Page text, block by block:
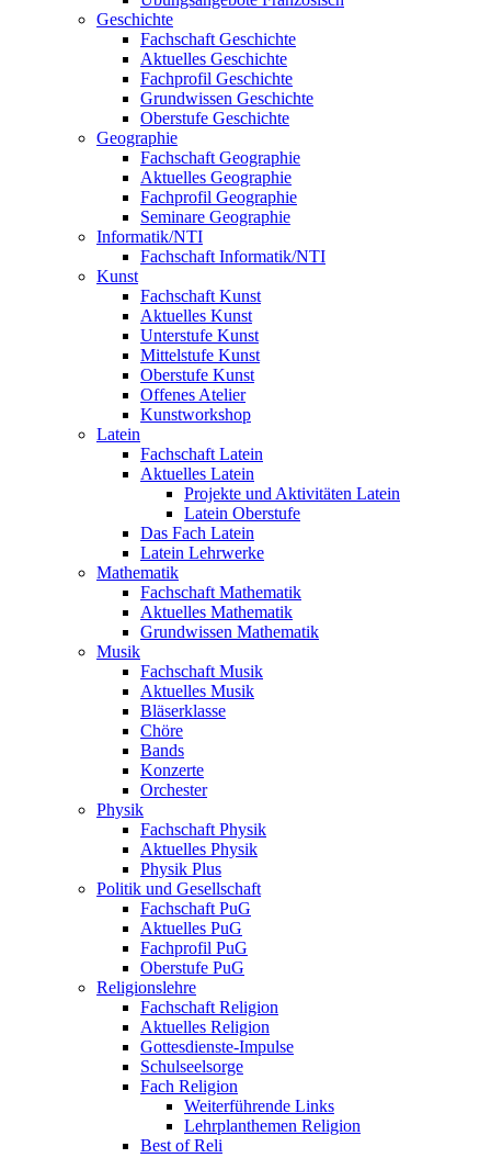
Geschichte
Fachschaft Geschichte
Aktuelles Geschichte
Fachprofil Geschichte
Grundwissen Geschichte
Oberstufe Geschichte
Geographie
Fachschaft Geographie
Aktuelles Geographie
Fachprofil Geographie
Seminare Geographie
Informatik/NTI
Fachschaft Informatik/NTI
Kunst
Fachschaft Kunst
Aktuelles Kunst
Unterstufe Kunst
Mittelstufe Kunst
Oberstufe Kunst
Offenes Atelier
Kunstworkshop
Latein
Fachschaft Latein
Aktuelles Latein
Projekte und Aktivitäten Latein
Latein Oberstufe
Das Fach Latein
Latein Lehrwerke
Mathematik
Fachschaft Mathematik
Aktuelles Mathematik
Grundwissen Mathematik
Musik
Fachschaft Musik
Aktuelles Musik
Bläserklasse
Chöre
Bands
Konzerte
Orchester
Physik
Fachschaft Physik
Aktuelles Physik
Physik Plus
Politik und Gesellschaft
Fachschaft PuG
Aktuelles PuG
Fachprofil PuG
Oberstufe PuG
Religionslehre
Fachschaft Religion
Aktuelles Religion
Gottesdienste-Impulse
Schulseelsorge
Fach Religion
Weiterführende Links
Lehrplanthemen Religion
Best of Reli